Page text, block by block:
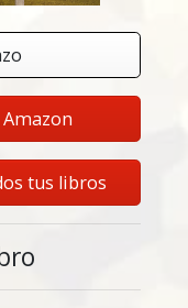
tus libros